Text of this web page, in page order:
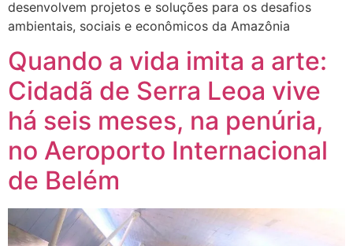
desenvolvem projetos e soluções para os desafios
ambientais, sociais e econômicos da Amazônia
Quando a vida imita a arte:
Cidadã de Serra Leoa vive
há seis meses, na penúria,
no Aeroporto Internacional
de Belém